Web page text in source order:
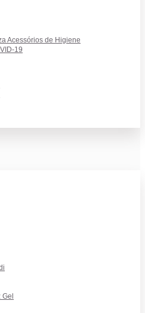
Acessórios de Higiene
19